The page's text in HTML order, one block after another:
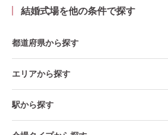
結婚式場を他の条件で探す
都道府県から探す
エリアから探す
駅から探す